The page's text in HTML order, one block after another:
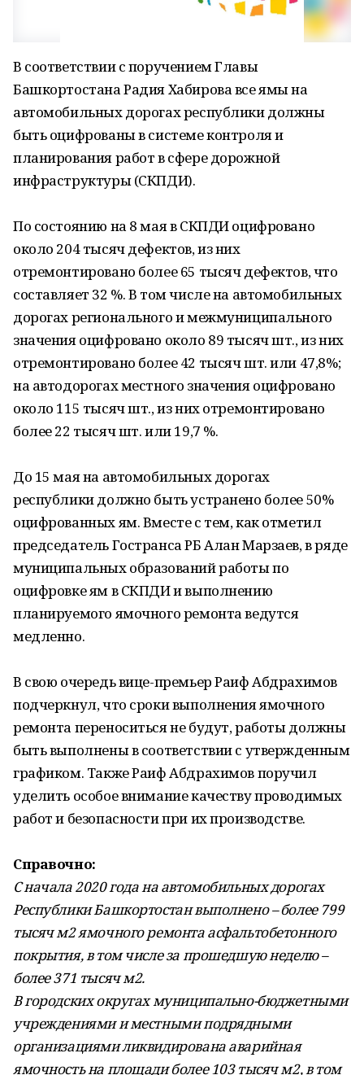
В соответствии с поручением Главы
Башкортостана Радия Хабирова все ямы на
автомобильных дорогах республики должны
быть оцифрованы в системе контроля и
планирования работ в сфере дорожной
инфраструктуры (СКПДИ).
По состоянию на 8 мая в СКПДИ оцифровано
около 204 тысяч дефектов, из них
отремонтировано более 65 тысяч дефектов, что
составляет 32 %. В том числе на автомобильных
дорогах регионального и межмуниципального
значения оцифровано около 89 тысяч шт., из них
отремонтировано более 42 тысяч шт. или 47,8%;
на автодорогах местного значения оцифровано
около 115 тысяч шт., из них отремонтировано
более 22 тысяч шт. или 19,7 %.
До 15 мая на автомобильных дорогах
республики должно быть устранено более 50%
оцифрованных ям. Вместе с тем, как отметил
председатель Гостранса РБ Алан Марзаев, в ряде
муниципальных образований работы по
оцифровке ям в СКПДИ и выполнению
планируемого ямочного ремонта ведутся
медленно.
В свою очередь вице-премьер Раиф Абдрахимов
подчеркнул, что сроки выполнения ямочного
ремонта переноситься не будут, работы должны
быть выполнены в соответствии с утвержденным
графиком. Также Раиф Абдрахимов поручил
уделить особое внимание качеству проводимых
работ и безопасности при их производстве.
Справочно:
С начала 2020 года на автомобильных дорогах
Республики Башкортостан выполнено – более 799
тысяч м2 ямочного ремонта асфальтобетонного
покрытия, в том числе за прошедшую неделю –
более 371 тысяч м2.
В городских округах муниципально-бюджетными
учреждениями и местными подрядными
организациями ликвидирована аварийная
ямочность на площади более 103 тысяч м2, в том